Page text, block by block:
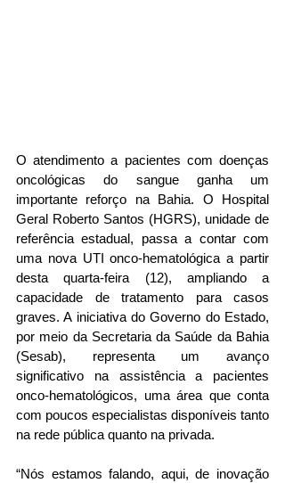
O atendimento a pacientes com doenças
oncológicas do sangue ganha um
importante reforço na Bahia. O Hospital
Geral Roberto Santos (HGRS), unidade de
referência estadual, passa a contar com
uma nova UTI onco-hematológica a partir
desta quarta-feira (12), ampliando a
capacidade de tratamento para casos
graves. A iniciativa do Governo do Estado,
por meio da Secretaria da Saúde da Bahia
(Sesab), representa um avanço
significativo na assistência a pacientes
onco-hematológicos, uma área que conta
com poucos especialistas disponíveis tanto
na rede pública quanto na privada.
“Nós estamos falando, aqui, de inovação